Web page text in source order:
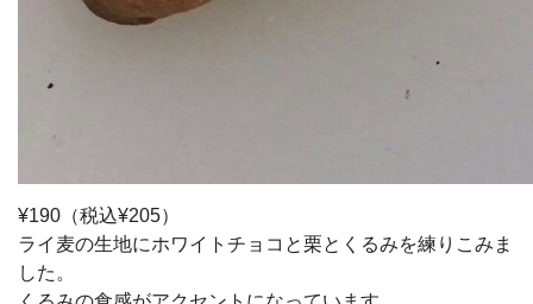
¥190（税込¥205）
ライ麦の生地にホワイトチョコと栗とくるみを練りこみま
した。